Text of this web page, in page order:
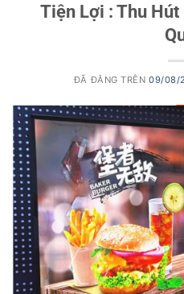
Tiện Lợi : Thu
ĐÃ ĐĂNG TRÊN09/08/